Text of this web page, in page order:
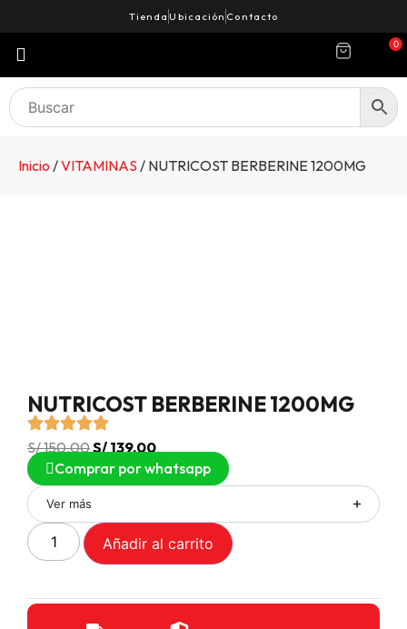
Tienda Ubicación Contacto
0
Inicio /VITAMINAS / NUTRICOST BERBERINE 1200MG
NUTRICOST BERBERINE 1200MG
S/150.00S/139.00
Comprar por whatsapp
Ver más
Añadir al carrito